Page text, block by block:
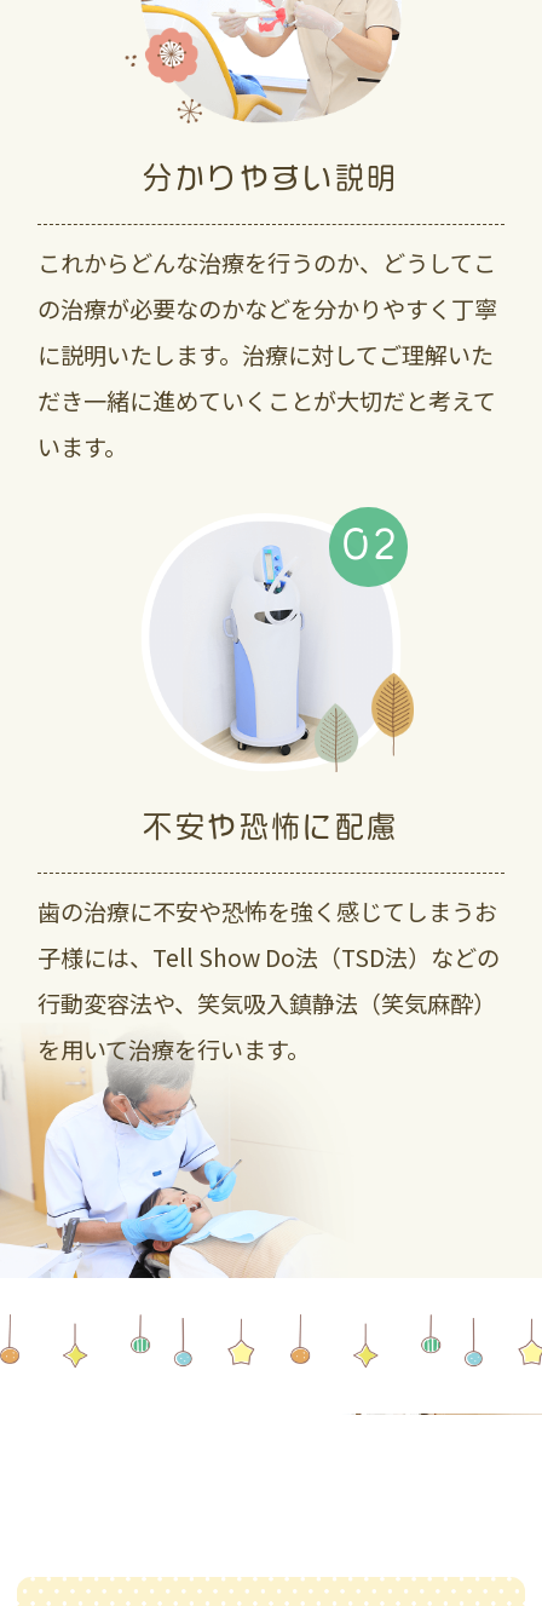
分かりやすい説明
これからどんな治療を行うのか、どうしてこ
の治療が必要なのかなどを分かりやすく丁寧
に説明いたします。治療に対してご理解いた
だき一緒に進めていくことが大切だと考えて
います。
02
不安や恐怖に配慮
歯の治療に不安や恐怖を強く感じてしまうお
子様には、Tell Show Do法（TSD法）などの
行動変容法や、笑気吸入鎮静法（笑気麻酔）
を用いて治療を行います。